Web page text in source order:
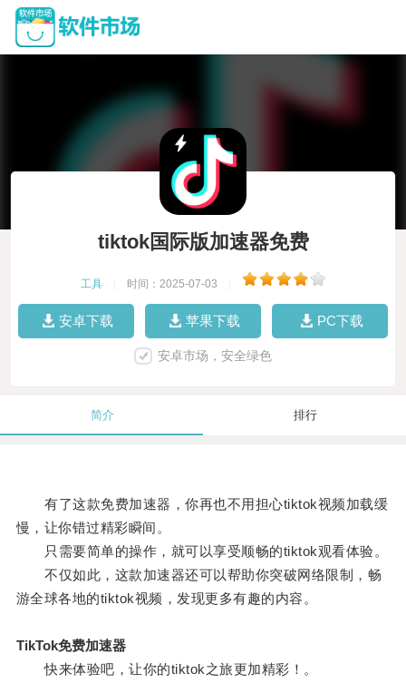
tiktok国际版加速器免费
工具 时间：2025-07-03
安卓下载 苹果下载 PC下载
安卓市场，安全绿色
简介 排行
有了这款免费加速器，你再也不用担心tiktok视频加载缓
慢，让你错过精彩瞬间。
只需要简单的操作，就可以享受顺畅的tiktok观看体验。
不仅如此，这款加速器还可以帮助你突破网络限制，畅
游全球各地的tiktok视频，发现更多有趣的内容。
TikTok免费加速器
快来体验吧，让你的tiktok之旅更加精彩！。